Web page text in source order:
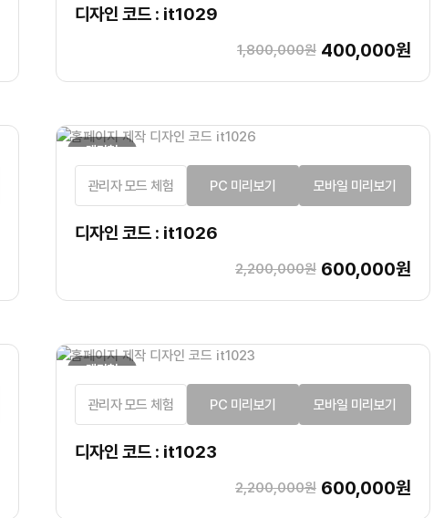
디자인 코드 : it1029
1,800,000원 400,000원
랜딩형
관리자 모드 체험 PC 미리보기 모바일 미리보기
디자인 코드 : it1026
2,200,000원 600,000원
랜딩형
관리자 모드 체험 PC 미리보기 모바일 미리보기
디자인 코드 : it1023
2,200,000원 600,000원